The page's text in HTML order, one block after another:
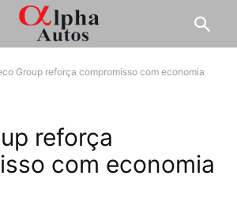
Group reforça compromisso com economia
reforça
com economia